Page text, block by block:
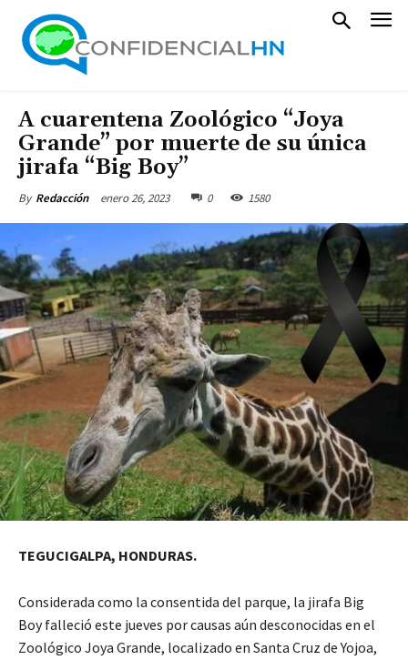
A cuarentena Zoológico “Joya
Grande” por muerte de su única
jirafa “Big Boy”
By Redacción enero 26, 2023 0 1580
TEGUCIGALPA, HONDURAS.
Considerada como la consentida del parque, la jirafa Big
Boy falleció este jueves por causas aún desconocidas en el
Zoológico Joya Grande, localizado en Santa Cruz de Yojoa,